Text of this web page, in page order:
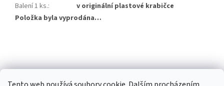
Balení 1 ks.:
v originální plastové krabičce
Položka byla vyprodána…
p